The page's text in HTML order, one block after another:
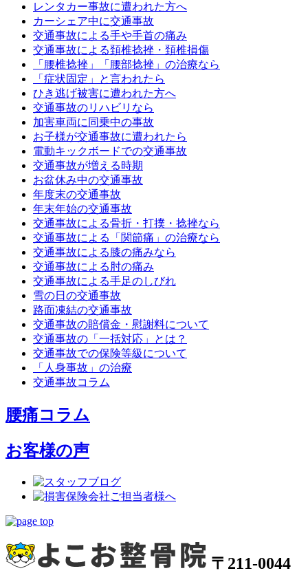
レンタカー事故に遭われた方へ
カーシェア中に交通事故
交通事故による手や手首の痛み
交通事故による頚椎捻挫・頚椎損傷
「腰椎捻挫」「腰部捻挫」の治療なら
「症状固定」と言われたら
ひき逃げ被害に遭われた方へ
交通事故のリハビリなら
加害車両に同乗中の事故
お子様が交通事故に遭われたら
電動キックボードでの交通事故
交通事故が増える時期
お盆休み中の交通事故
年度末の交通事故
年末年始の交通事故
交通事故による骨折・打撲・捻挫なら
交通事故による「関節痛」の治療なら
交通事故による膝の痛みなら
交通事故による肘の痛み
交通事故による手足のしびれ
雪の日の交通事故
路面凍結の交通事故
交通事故の賠償金・慰謝料について
交通事故の「一括対応」とは？
交通事故での保険等級について
「人身事故」の治療
交通事故コラム
腰痛コラム
お客様の声
〒211-0044